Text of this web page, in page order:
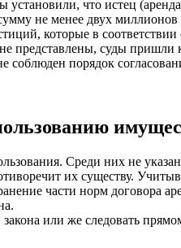
что истец
не менее двух миллионов
которые в соответствии
представлены, суды
порядок
Среди них не
их существу.
части норм договора
или же следовать